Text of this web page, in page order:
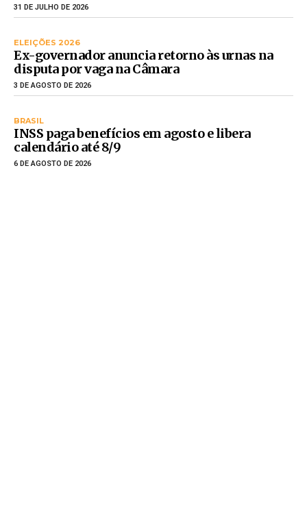
31 DE JULHO DE 2026
ELEIÇÕES 2026
Ex-governador anuncia retorno às urnas na
disputa por vaga na Câmara
3 DE AGOSTO DE 2026
BRASIL
INSS paga benefícios em agosto e libera
calendário até 8/9
6 DE AGOSTO DE 2026